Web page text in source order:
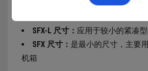
SFX-L 尺寸： 应用于较小的紧凑
SFX 尺寸： 是最小的尺寸，主要
机箱